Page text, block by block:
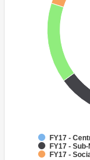
FY17 -
FY17 -
FY17 -